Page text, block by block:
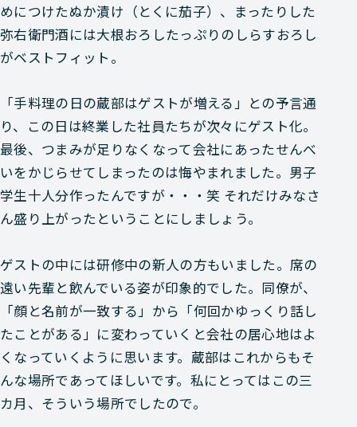
めにつけたぬか漬け（とくに茄子）、まったりした
弥右衛門酒には大根おろしたっぷりのしらすおろし
がベストフィット。
「手料理の日の蔵部はゲストが増える」との予言通
り、
この日は終業した社員たちが次々にゲスト化。
最後、つまみが足りなくなって会社にあったせんべ
いをかじらせてしまったのは悔やまれました。男子
学生十人分作ったんですが・・・笑 それだけみなさ
ん盛り上がったということにしましょう。
ゲストの中には研修中の新人の方もいました。席の
遠い先輩と飲んでいる姿が印象的でした。 同僚が、
「顔と名前が一致する」から「何回かゆっくり話し
たことがある」に変わっていくと会社の居心地はよ
くなっていく ように思います。蔵部はこれからもそ
んな場所であってほしいです。私にとってはこの三
カ月、そういう場所でしたので。